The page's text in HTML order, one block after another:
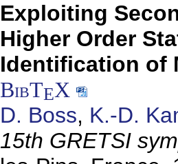
Exploiting
Higher Order
Identification of
BibTEX
D. Boss, K.-D.
15th GRETSI